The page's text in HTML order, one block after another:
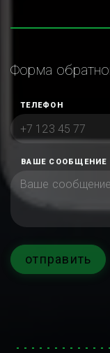
Форма
ТЕЛЕФОН
ВАШЕ СООБЩЕНИЕ
отправить